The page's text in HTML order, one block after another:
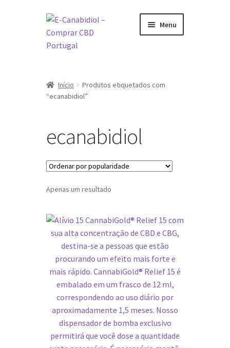
Ir
para
a
Saltar
para
o
Menu
O que é CBD
Sobre nós
Marcas
Início
Produtos etiquetados com
“ecanabidiol”
ecanabidiol
Apenas um resultado